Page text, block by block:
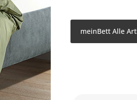
meinBett Alle